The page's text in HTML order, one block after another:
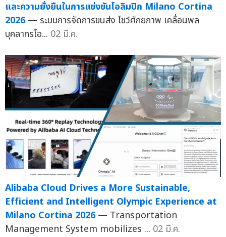
และความยั่งยืนในการแข่งขันโอลิมปิก Milano Cortina
2026 — ระบบการจัดการขนส่ง โชว์ศักยภาพ เคลื่อนพล
บุคลากรโอ... 02 มี.ค.
Alibaba Cloud Drives a More Sustainable,
Efficient and Intelligent Olympic Experience at
Milano Cortina 2026 — Transportation
Management System mobilizes ... 02 มี.ค.